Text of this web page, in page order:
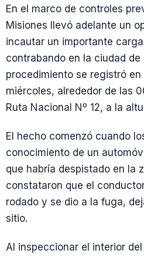
En el marco de controles
Misiones llevó adelante un
incautar un importante
contrabando en la ciudad de
procedimiento se registró
miércoles, alrededor de las
Ruta Nacional Nº 12, a la
El hecho comenzó cuando
conocimiento de un
que habría despistado en la
constataron que el
rodado y se dio a la fuga,
sitio.
Al inspeccionar el interior